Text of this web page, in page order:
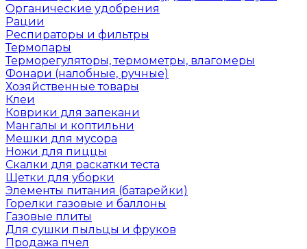
Органические удобрения
Рации
Респираторы и фильтры
Термопары
Терморегуляторы, термометры, влагомеры
Фонари (налобные, ручные)
Хозяйственные товары
Клеи
Коврики для запекани
Мангалы и коптильни
Мешки для мусора
Ножи для пиццы
Скалки для раскатки теста
Щетки для уборки
Элементы питания (батарейки)
Горелки газовые и баллоны
Газовые плиты
Для сушки пыльцы и фруков
Продажа пчел